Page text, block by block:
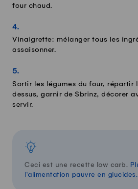
four chaud.
Vinaigrette: mélanger tous les
assaisonner.
Sortir les légumes du four,
dessus, garnir de Sbrinz, décorer
servir.
Ceci est une recette low carb.
l'alimentation pauvre en glucides.